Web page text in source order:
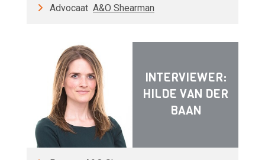
Advocaat A&O Shearman
INTERVIEWER:
HILDE VAN DER
BAAN